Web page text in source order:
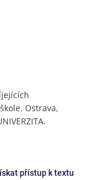
Ostrava,
přístup k textu